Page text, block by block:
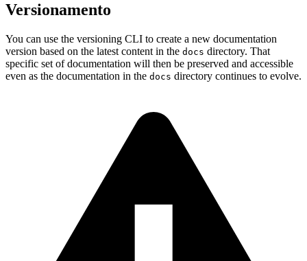
Versionamento
You can use the versioning CLI to create a new documentation
version based on the latest content in the docs directory. That
specific set of documentation will then be preserved and accessible
even as the documentation in the docs directory continues to evolve.